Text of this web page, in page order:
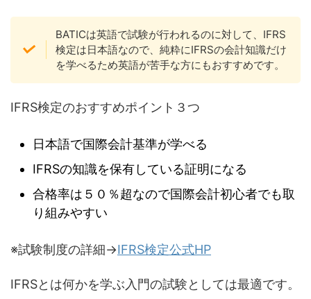
BATICは英語で試験が行われるのに対して、IFRS
検定は日本語なので、純粋にIFRSの会計知識だけ
を学べるため英語が苦手な方にもおすすめです。
IFRS検定のおすすめポイント３つ
日本語で国際会計基準が学べる
IFRSの知識を保有している証明になる
合格率は５０％超なので国際会計初心者でも取
り組みやすい
※試験制度の詳細→IFRS検定公式HP
IFRSとは何かを学ぶ入門の試験としては最適です。